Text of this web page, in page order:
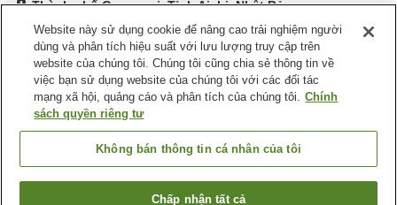
Thành phố Gamagori, Tỉnh Aichi, Nhật Bản
Hiển thị trên bản đồ
Rất tốt Đánh giá:600lượt
Tiện nghi chỗ nghỉ
Bãi đỗ xe
Lounge
Thân thiện với thú cưng
Máy bán hàng tự động
Tỉnh Aichi
Website này sử dụng cookie để nâng cao trải nghiệm người
dùng và phân tích hiệu suất với lưu lượng truy cập trên
website của chúng tôi. Chúng tôi cũng chia sẻ thông tin về
việc bạn sử dụng website của chúng tôi với các đối tác
mạng xã hội, quảng cáo và phân tích của chúng tôi. Chính
sách quyền riêng tư
Không bán thông tin cá nhân của tôi
Chấp nhận tất cả